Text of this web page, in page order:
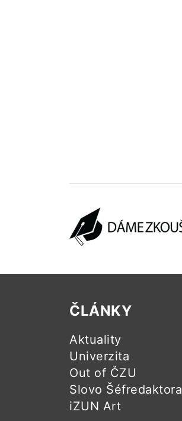
ČLÁNKY
Aktuality
Univerzita
Out of ČZU
Slovo Šéfredaktora
iZUN Art